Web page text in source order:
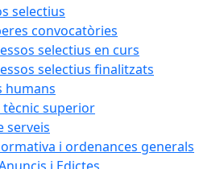
selectius
convocatòries
selectius en curs
selectius finalitzats
humans
tècnic superior
serveis
i ordenances generals